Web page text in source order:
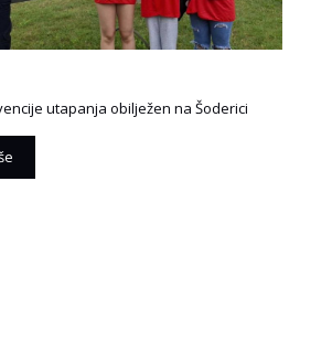
utapanja obilježen na Šoderici